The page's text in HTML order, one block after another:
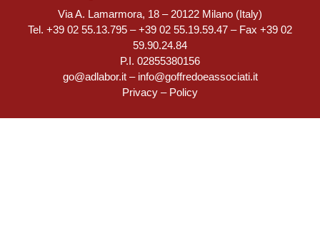
Via A. Lamarmora, 18 – 20122 Milano (Italy)
Tel. +39 02 55.13.795 – +39 02 55.19.59.47 – Fax +39 02
59.90.24.84
P.I. 02855380156
go@adlabor.it– info@goffredoeassociati.it
Privacy – Policy